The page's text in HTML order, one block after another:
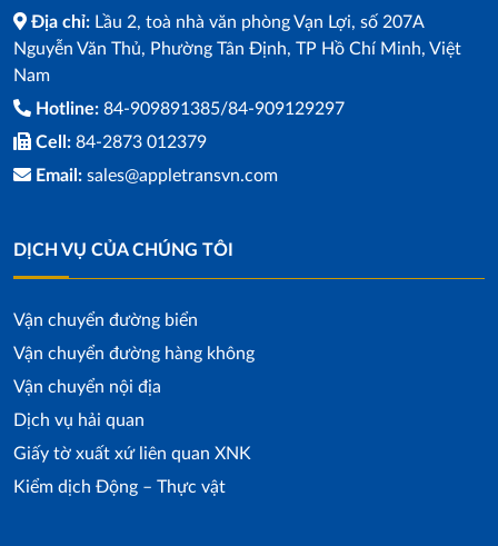
Địa chỉ: Lầu 2, toà nhà văn phòng Vạn Lợi, số 207A
Nguyễn Văn Thủ, Phường Tân Định, TP Hồ Chí Minh, Việt
Nam
Hotline: 84-909891385/84-909129297
Cell: 84-2873 012379
Email: sales@appletransvn.com
DỊCH VỤ CỦA CHÚNG TÔI
Vận chuyển đường biển
Vận chuyển đường hàng không
Vận chuyển nội địa
Dịch vụ hải quan
Giấy tờ xuất xứ liên quan XNK
Kiểm dịch Động – Thực vật